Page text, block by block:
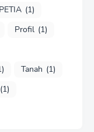
PETIA (1)
Profil (1)
Tanah (1)
(1)